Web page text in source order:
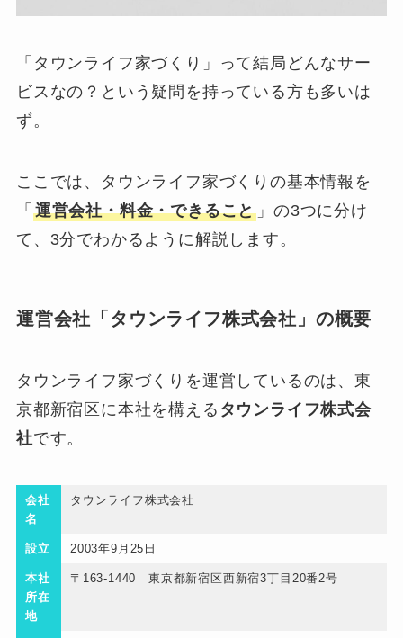
「タウンライフ家づくり」って結局どんなサー
ビスなの？という疑問を持っている方も多いは
ず。
ここでは、タウンライフ家づくりの基本情報を
「 運営会社・料金・できること 」の3つに分け
て、3分でわかるように解説します。
運営会社「タウンライフ株式会社」の概要
タウンライフ家づくりを運営しているのは、東
京都新宿区に本社を構える タウンライフ株式会
社です。
会社
名
タウンライフ株式会社
設立 2003年9月25日
本社
所在
地
〒163-1440 東京都新宿区西新宿3丁目20番2号